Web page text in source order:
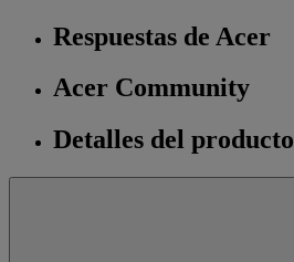
Respuestas de Acer
Acer Community
Detalles del producto